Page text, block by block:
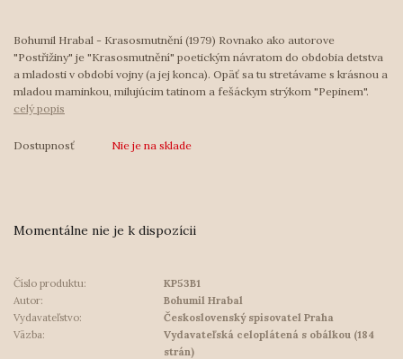
Bohumil Hrabal - Krasosmutnění (1979) Rovnako ako autorove
"Postřižiny" je "Krasosmutnění" poetickým návratom do obdobia detstva
a mladosti v období vojny (a jej konca). Opäť sa tu stretávame s krásnou a
mladou maminkou, milujúcim tatinom a fešáckym strýkom "Pepinem".
celý popis
Dostupnosť Nie je na sklade
Momentálne nie je k dispozícii
Číslo produktu:
KP53B1
Autor:
Bohumil Hrabal
Vydavateľstvo:
Československý spisovatel Praha
Väzba:
Vydavateľská celoplátená s obálkou (184
strán)